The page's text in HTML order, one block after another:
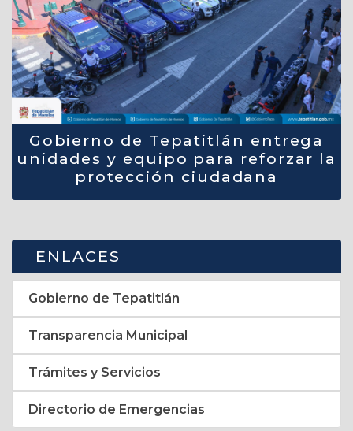
Gobierno de Tepatitlán entrega
unidades y equipo para reforzar la
protección ciudadana
ENLACES
Gobierno de Tepatitlán
Transparencia Municipal
Trámites y Servicios
Directorio de Emergencias